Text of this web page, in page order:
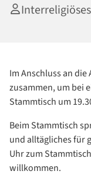
Im Anschluss an
zusammen, um bei
Stammtisch um
Beim Stammtisch
und alltägliches für
Uhr zum
willkommen.